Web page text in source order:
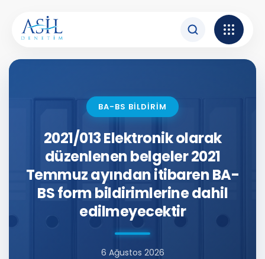
BA-BS BİLDİRİM
2021/013 Elektronik olarak
düzenlenen belgeler 2021
Temmuz ayından itibaren BA-
BS form bildirimlerine dahil
edilmeyecektir
6 Ağustos 2026